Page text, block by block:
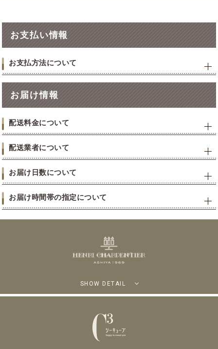
お支払い情報
お支払方法について
お届け情報
配送料金について
配送業者について
お届け日数について
お届け時間帯の指定について
SHOW DETAIL